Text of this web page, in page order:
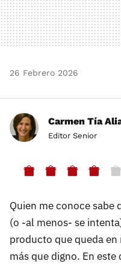
26 Febrero 2026
Carmen Tía
Editor Senior
Quien me conoce sabe
(o -al menos- se
producto que queda
más que digno. En